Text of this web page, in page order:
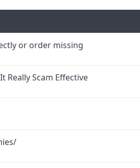
b
t
or order missing
Really Scam Effective